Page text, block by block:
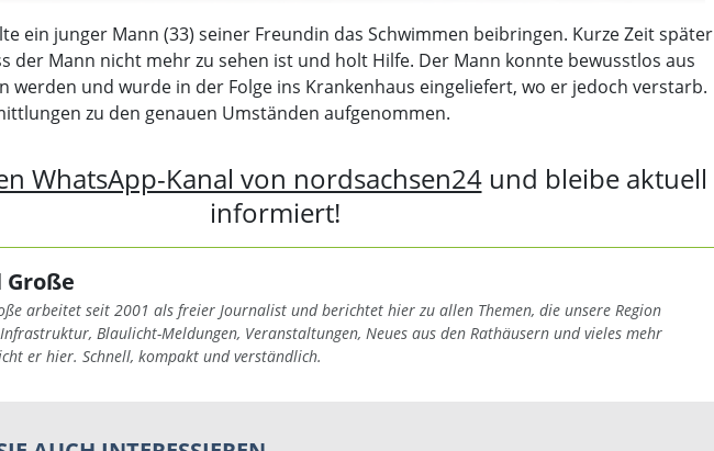
ein junger Mann (33) seiner Freundin das Schwimmen beibringen. Kurze Zeit später
der Mann nicht mehr zu sehen ist und holt Hilfe. Der Mann konnte bewusstlos aus
werden und wurde in der Folge ins Krankenhaus eingeliefert, wo er jedoch verstarb.
zu den genauen Umständen aufgenommen.
WhatsApp-Kanal von nordsachsen24und bleibe aktuell
informiert!
Große
arbeitet seit 2001 als freier Journalist und berichtet hier zu allen Themen, die unsere Region
Blaulicht-Meldungen, Veranstaltungen, Neues aus den Rathäusern und vieles mehr
er hier. Schnell, kompakt und verständlich.